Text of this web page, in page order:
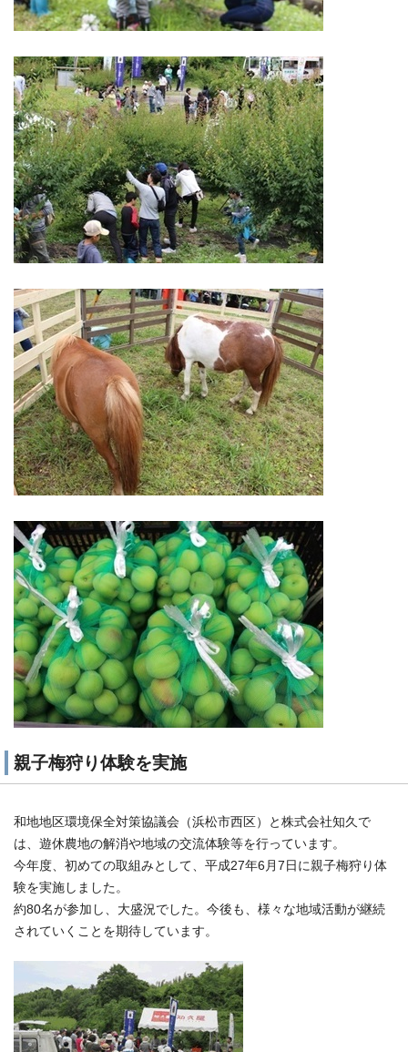
親子梅狩り体験を実施
和地地区環境保全対策協議会（浜松市西区）と株式会社知久で
は、遊休農地の解消や地域の交流体験等を行っています。
今年度、初めての取組みとして、平成27年6月7日に親子梅狩り体
験を実施しました。
約80名が参加し、大盛況でした。今後も、様々な地域活動が継続
されていくことを期待しています。